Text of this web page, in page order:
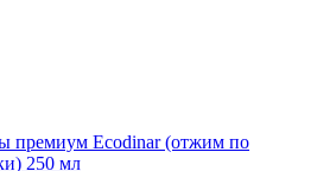
премиум Ecodinar (отжим по
250 мл